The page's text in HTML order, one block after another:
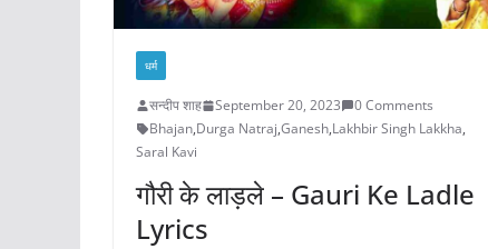
धर्म
सन्दीप शाह September 20, 2023
0 Comments
Bhajan,Durga Natraj,Ganesh,Lakhbir Singh Lakkha,
Saral Kavi
गौरी के लाड़ले – Gauri Ke Ladle
Lyrics